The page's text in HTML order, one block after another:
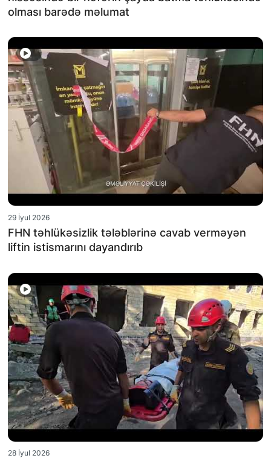
olması barədə məlumat
29 İyul 2026
FHN təhlükəsizlik tələblərinə cavab verməyən
liftin istismarını dayandırıb
28 İyul 2026